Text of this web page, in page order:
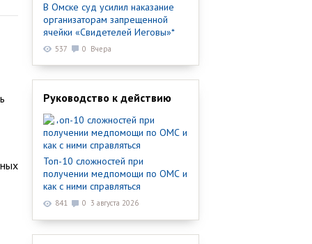
В Омске суд усилил наказание
организаторам запрещенной
ячейки «Свидетелей Иеговы»*
537 0 Вчера
Руководство к действию
Топ-10 сложностей при
получении медпомощи по ОМС и
как с ними справляться
841 0 3 августа 2026